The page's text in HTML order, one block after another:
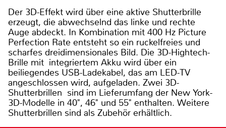
Der 3D-Effekt wird über eine aktive Shutterbrille
erzeugt, die abwechselnd das linke und rechte
Auge abdeckt. In Kombination mit 400 Hz Picture
Perfection Rate entsteht so ein ruckelfreies und
scharfes dreidimensionales Bild. Die 3D-Hightech-
Brille mit integriertem Akku wird über ein
beiliegendes USB-Ladekabel, das am LED-TV
angeschlossen wird, aufgeladen. Zwei 3D-
Shutterbrillen sind im Lieferumfang der New York-
3D-Modelle in 40", 46" und 55" enthalten. Weitere
Shutterbrillen sind als Zubehör erhältlich.